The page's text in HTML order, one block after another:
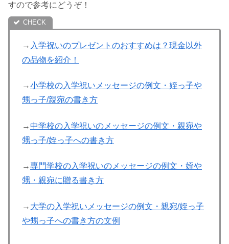
すので参考にどうぞ！
→ 入学祝いのプレゼントのおすすめは？現金以外
の品物を紹介！
→小学校の入学祝いメッセージの例文・姪っ子や
甥っ子/親宛の書き方
→中学校の入学祝いのメッセージの例文・親宛や
甥っ子/姪っ子への書き方
→専門学校の入学祝いのメッセージの例文・姪や
甥・親宛に贈る書き方
→ 大学の入学祝いメッセージの例文・親宛/姪っ子
や甥っ子への書き方の文例